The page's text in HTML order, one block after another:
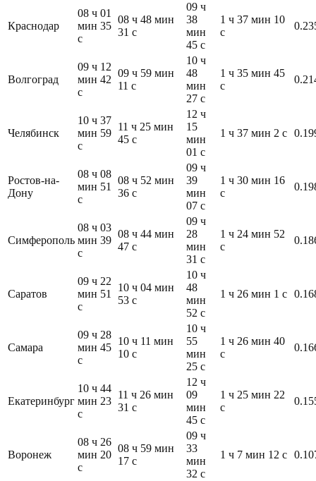
Краснодар
08 ч 01
мин 35
с
08 ч 48 мин
31 с
09 ч
38
мин
45 с
1 ч 37 мин 10
с
Волгоград
09 ч 12
мин 42
с
09 ч 59 мин
11 с
10 ч
48
мин
27 с
1 ч 35 мин 45
с
Челябинск
10 ч 37
мин 59
с
11 ч 25 мин
45 с
12 ч
15
мин
01 с
1 ч 37 мин 2 с
Ростов-на-
Дону
08 ч 08
мин 51
с
08 ч 52 мин
36 с
09 ч
39
мин
07 с
1 ч 30 мин 16
с
Симферополь
08 ч 03
мин 39
с
08 ч 44 мин
47 с
09 ч
28
мин
31 с
1 ч 24 мин 52
с
Саратов
09 ч 22
мин 51
с
10 ч 04 мин
53 с
10 ч
48
мин
52 с
1 ч 26 мин 1 с
Самара
09 ч 28
мин 45
с
10 ч 11 мин
10 с
10 ч
55
мин
25 с
1 ч 26 мин 40
с
Екатеринбург
10 ч 44
мин 23
с
11 ч 26 мин
31 с
12 ч
09
мин
45 с
1 ч 25 мин 22
с
Воронеж
08 ч 26
мин 20
с
08 ч 59 мин
17 с
09 ч
33
мин
32 с
1 ч 7 мин 12 с